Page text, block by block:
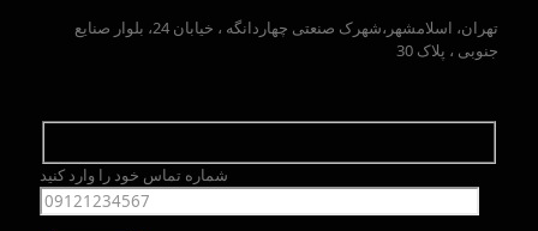
تهران، اسلامشهر،شهرک صنعتی چهاردانگه ، خیابان 24، بلوار صنایع
جنوبی ، پلاک 30
شماره تماس خود را وارد کنید